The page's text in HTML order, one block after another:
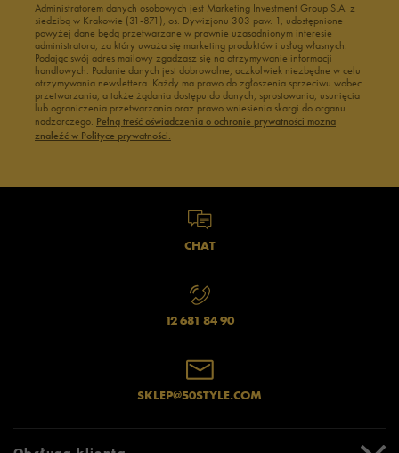
Administratorem danych osobowych jest Marketing Investment Group S.A. z
siedzibą w Krakowie (31-871), os. Dywizjonu 303 paw. 1, udostępnione
powyżej dane będą przetwarzane w prawnie uzasadnionym interesie
administratora, za który uważa się marketing produktów i usług własnych.
Podając swój adres mailowy zgadzasz się na otrzymywanie informacji
handlowych. Podanie danych jest dobrowolne, aczkolwiek niezbędne w celu
otrzymywania newslettera. Każdy ma prawo do zgłoszenia sprzeciwu wobec
przetwarzania, a także żądania dostępu do danych, sprostowania, usunięcia
lub ograniczenia przetwarzania oraz prawo wniesienia skargi do organu
nadzorczego. Pełną treść oświadczenia o ochronie prywatności można
znaleźć w Polityce prywatności.
CHAT
12 681 84 90
SKLEP@50STYLE.COM